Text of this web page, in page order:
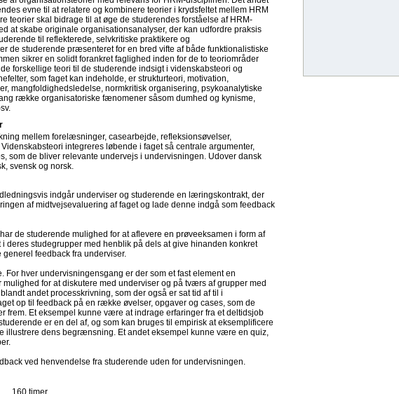
evne til at relatere og kombinere teorier i krydsfeltet mellem HRM
teorier skal bidrage til at øge de studerendes forståelse af HRM-
at skabe originale organisationsanalyser, der kan udfordre praksis
til reflekterede, selvkritiske praktikere og
de studerende præsenteret for en bred vifte af både funktionalistiske
sikrer en solidt forankret faglighed inden for de to teoriområder
forskellige teori til de studerende indsigt i videnskabsteori og
som faget kan indeholde, er strukturteori, motivation,
mangfoldighedsledelse, normkritisk organisering, psykoanalytiske
række organisatoriske fænomener såsom dumhed og kynisme,
mellem forelæsninger, casearbejde, refleksionsøvelser,
integreres løbende i faget så centrale argumenter,
som de bliver relevante undervejs i undervisningen. Udover dansk
svensk og norsk.
indgår underviser og studerende en læringskontrakt, der
af midtvejsevaluering af faget og lade denne indgå som feedback
de studerende mulighed for at aflevere en prøveeksamen i form af
deres studegrupper med henblik på dels at give hinanden konkret
feedback fra underviser.
For hver undervisningensgang er der som et fast element en
for at diskutere med underviser og på tværs af grupper med
andet processkrivning, som der også er sat tid af til i
op til feedback på en række øvelser, opgaver og cases, som de
frem. Et eksempel kunne være at indrage erfaringer fra et deltidsjob
er en del af, og som kan bruges til empirisk at eksemplificere
illustrere dens begrænsning. Et andet eksempel kunne være en quiz,
ved henvendelse fra studerende uden for undervisningen.
160 timer